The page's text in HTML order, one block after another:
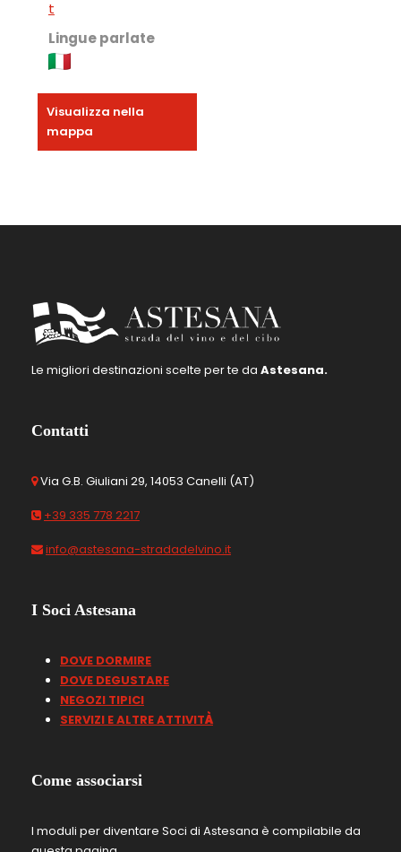
t
Lingue parlate
Visualizza nella
mappa
Le migliori destinazioni scelte per te da Astesana.
Contatti
Via G.B. Giuliani 29, 14053 Canelli (AT)
+39 335 778 2217
info@astesana-stradadelvino.it
I Soci Astesana
DOVE DORMIRE
DOVE DEGUSTARE
NEGOZI TIPICI
SERVIZI E ALTRE ATTIVITÀ
Come associarsi
I moduli per diventare Soci di Astesana è compilabile da